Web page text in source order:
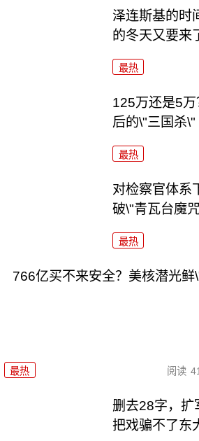
泽连斯基的时
的冬天又要来
最热
125万还是5
后的\"三国杀\"
最热
对检察官体系
破\"青瓦台魔
最热
766亿买不来安全？美核潜光
最热 阅读
删去28字，扩
把戏骗不了东